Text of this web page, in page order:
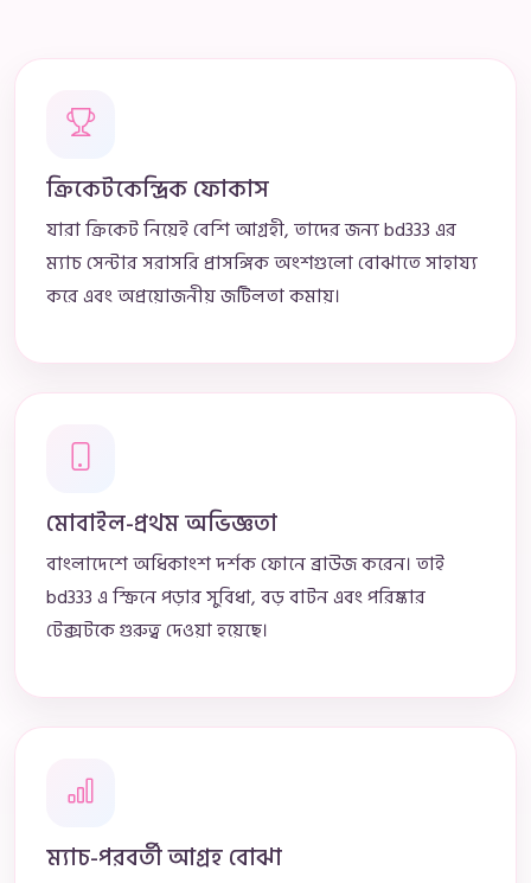
ক্রিকেটকেন্দ্রিক ফোকাস
যারা ক্রিকেট নিয়েই বেশি আগ্রহী, তাদের জন্য bd333 এর
ম্যাচ সেন্টার সরাসরি প্রাসঙ্গিক অংশগুলো বোঝাতে সাহায্য
করে এবং অপ্রয়োজনীয় জটিলতা কমায়।
মোবাইল-প্রথম অভিজ্ঞতা
বাংলাদেশে অধিকাংশ দর্শক ফোনে ব্রাউজ করেন। তাই
bd333 এ স্ক্রিনে পড়ার সুবিধা, বড় বাটন এবং পরিষ্কার
টেক্সটকে গুরুত্ব দেওয়া হয়েছে।
ম্যাচ-পরবর্তী আগ্রহ বোঝা